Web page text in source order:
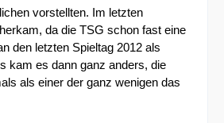
vorstellten. Im letzten
da die TSG schon fast eine
den letzten Spieltag 2012 als
kam es dann ganz anders, die
als einer der ganz wenigen das